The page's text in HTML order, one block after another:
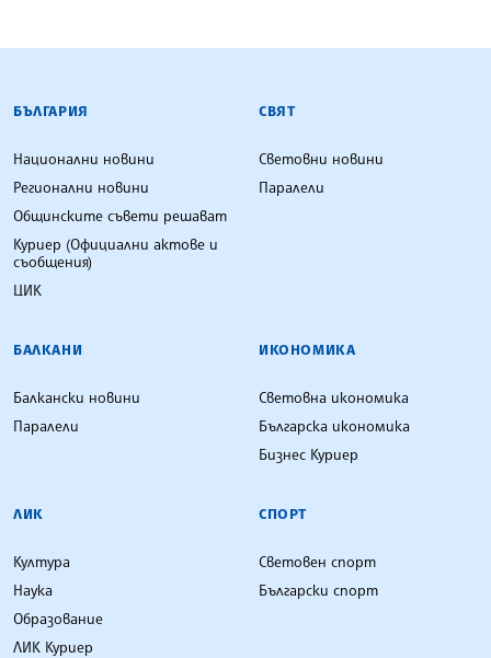
БЪЛГАРСКА ТЕЛЕГРАФНА АГЕНЦИЯ
БЪЛГАРИЯ
Национални новини
Регионални новини
Общинските съвети решават
Куриер (Официални актове и
съобщения)
ЦИК
СВЯТ
Световни новини
Паралели
БАЛКАНИ
Балкански новини
Паралели
ИКОНОМИКА
Световна икономика
Българска икономика
Бизнес Куриер
ЛИК
Култура
Наука
Образование
ЛИК Куриер
СПОРТ
Световен спорт
Български спорт